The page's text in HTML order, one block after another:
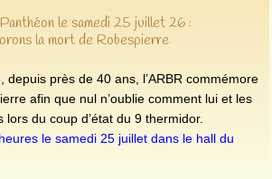
le samedi 25 juillet 26 :
la mort de Robespierre
depuis près de 40 ans, l’ARBR commémore
afin que nul n’oublie comment lui et les
du coup d’état du 9 thermidor.
le samedi 25 juillet dans le hall du